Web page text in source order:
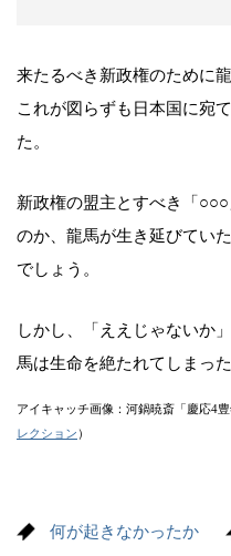
来たるべき新政権のために
これが図らずも日本国に宛
た。
新政権の盟主とすべき「
のか、龍馬が生き延びてい
でしょう。
しかし、「ええじゃないか
馬は生命を絶たれてしまった
アイキャッチ画像：河鍋暁斎「慶応4
レクション）
何が起きなかったか